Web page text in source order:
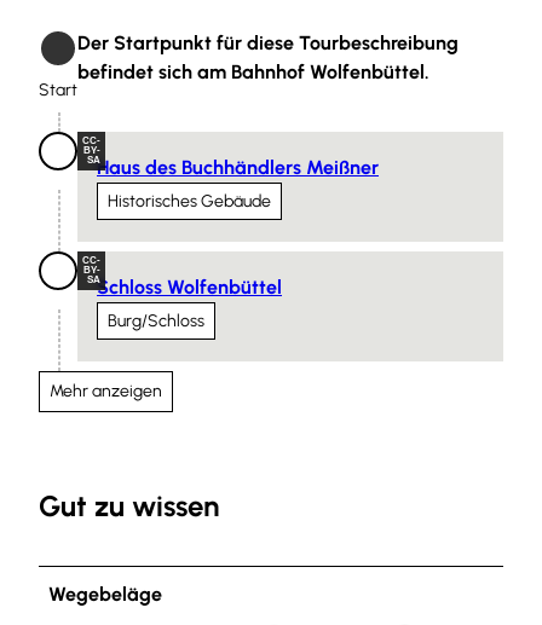
Start
Start
Der Startpunkt für diese Tourbeschreibung
befindet sich am Bahnhof Wolfenbüttel.
CC-
BY-
SAHaus des Buchhändlers Meißner
Historisches Gebäude
CC-
BY-
SASchloss Wolfenbüttel
Burg/Schloss
Mehr anzeigen
Gut zu wissen
Wegebeläge